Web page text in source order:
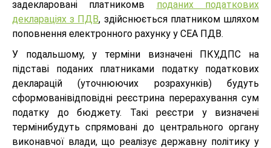
задекларовані платникомв поданих податкових
деклараціях з ПДВ, здійснюється платником шляхом
поповнення електронного рахунку у СЕА ПДВ.
У подальшому, у терміни визначені ПКУ,ДПС на
підставі поданих платниками податку податкових
декларацій (уточнюючих розрахунків) будуть
сформованівідповідні реєстрина перерахування сум
податку до бюджету. Такі реєстри у визначені
термінибудуть спрямовані до центрального органу
виконавчої влади, що реалізує державну політику у